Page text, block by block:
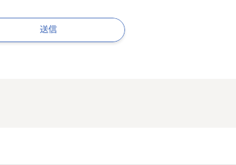
送信